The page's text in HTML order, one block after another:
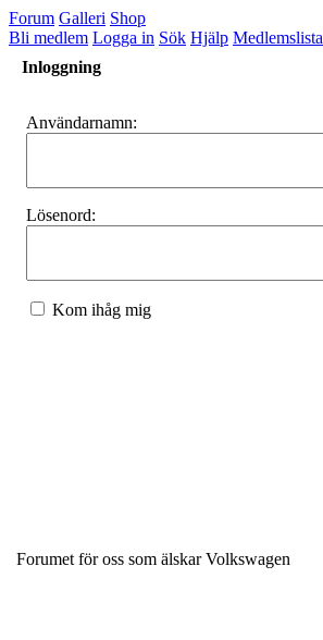
Forum Galleri Shop
Bli medlem Logga in Sök Hjälp Medlemslista
Inloggning
Användarnamn:
Lösenord:
Kom ihåg mig
Forumet för oss som älskar Volkswagen